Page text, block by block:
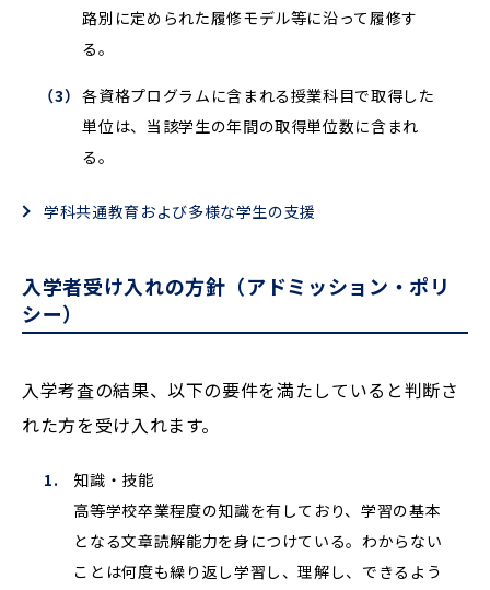
路別に定められた履修モデル等に沿って履修す
る。
各資格プログラムに含まれる授業科目で取得した
単位は、当該学生の年間の取得単位数に含まれ
る。
学科共通教育および多様な学生の支援
入学者受け入れの方針（アドミッション・ポリ
シー）
入学考査の結果、以下の要件を満たしていると判断さ
れた方を受け入れます。
知識・技能
高等学校卒業程度の知識を有しており、学習の基本
となる文章読解能力を身につけている。わからない
ことは何度も繰り返し学習し、理解し、できるよう